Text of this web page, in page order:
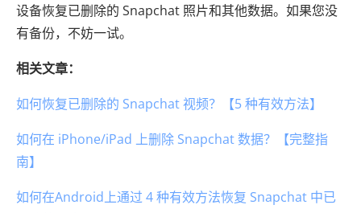
设备恢复已删除的 Snapchat 照片和其他数据。如果您没
有备份，不妨一试。
相关文章：
如何恢复已删除的 Snapchat 视频？【5 种有效方法】
如何在 iPhone/iPad 上删除 Snapchat 数据？【完整指
南】
如何在Android上通过 4 种有效方法恢复 Snapchat 中已